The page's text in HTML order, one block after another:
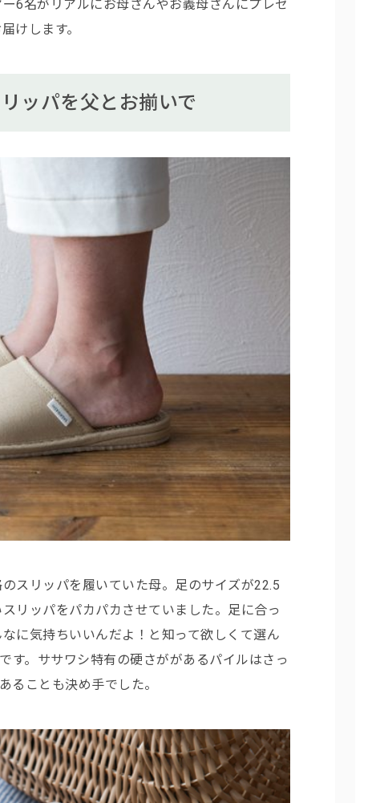
6名がリアルにお母さんやお義母さんにプレゼ
けします。
ッパを父とお揃いで
スリッパを履いていた母。足のサイズが22.5
リッパをパカパカさせていました。足に合っ
に気持ちいいんだよ！と知って欲しくて選ん
す。ササワシ特有の硬さががあるパイルはさっ
ることも決め手でした。